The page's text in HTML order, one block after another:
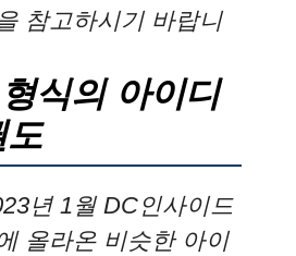
참고하시기 바랍니
식의 아이디
도
년 1월 DC인사이드
올라온 비슷한 아이